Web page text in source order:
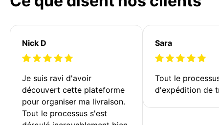
Nick D
Je suis ravi d'avoir
découvert cette plateforme
pour organiser ma livraison.
Tout le processus s'est
Sara
Tout le
d'expédition de